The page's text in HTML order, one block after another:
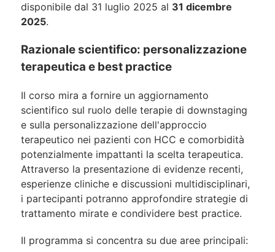
disponibile dal 31 luglio 2025 al 31 dicembre
2025.
Razionale scientifico: personalizzazione
terapeutica e best practice
Il corso mira a fornire un aggiornamento
scientifico sul ruolo delle terapie di downstaging
e sulla personalizzazione dell'approccio
terapeutico nei pazienti con HCC e comorbidità
potenzialmente impattanti la scelta terapeutica.
Attraverso la presentazione di evidenze recenti,
esperienze cliniche e discussioni multidisciplinari,
i partecipanti potranno approfondire strategie di
trattamento mirate e condividere best practice.
Il programma si concentra su due aree principali: